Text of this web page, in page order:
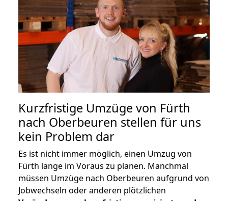
Kurzfristige Umzüge von Fürth
nach Oberbeuren stellen für uns
kein Problem dar
Es ist nicht immer möglich, einen Umzug von
Fürth lange im Voraus zu planen. Manchmal
müssen Umzüge nach Oberbeuren aufgrund von
Jobwechseln oder anderen plötzlichen